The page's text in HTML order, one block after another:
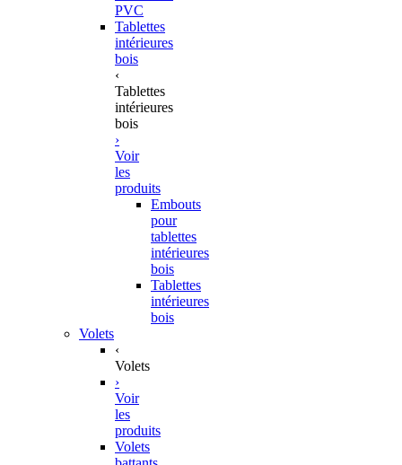
PVC
Tablettes
intérieures
bois
‹
Tablettes
intérieures
bois
›
Voir
les
produits
Embouts
pour
tablettes
intérieures
bois
Tablettes
intérieures
bois
Volets
‹
Volets
›
Voir
les
produits
Volets